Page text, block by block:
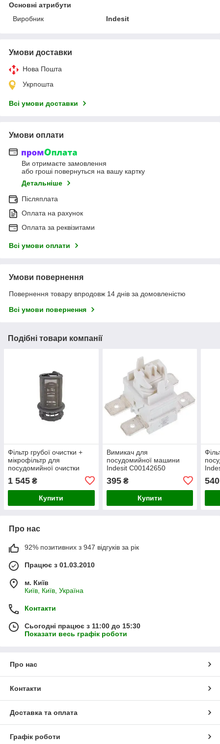
Основні атрибути
Виробник
Indesit
Умови доставки
Нова Пошта
Укрпошта
Всі умови доставки
Умови оплати
Ви отримаєте замовлення
або гроші повернуться на вашу картку
Детальніше
Післяплата
Оплата на рахунок
Оплата за реквізитами
Всі умови оплати
Умови повернення
Повернення товару впродовж 14 днів за домовленістю
Всі умови повернення
Подібні товари компанії
Фільтр грубої очистки +
мікрофільтр для
посудомийної очистки
1 545 ₴
Купити
Вимикач для
посудомийної машини
Indesit C00142650
395₴
Купити
540
Про нас
92% позитивних з 947 відгуків за рік
Працює з 01.03.2010
м. Київ
Київ, Київ, Україна
Контакти
Сьогодні працює з 11:00 до 15:30
Показати весь графік роботи
Про нас
Контакти
Доставка та оплата
Графік роботи